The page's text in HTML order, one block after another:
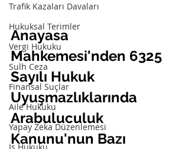
Trafik Kazaları Davaları
Hukuksal Terimler
Vergi Hukuku
Sulh Ceza
Finansal Suçlar
Aile Hukuku
Yapay Zeka Düzenlemesi
Anayasa
Mahkemesi'nden 6325
Sayılı Hukuk
Uyuşmazlıklarında
Arabuluculuk
Kanunu'nun Bazı